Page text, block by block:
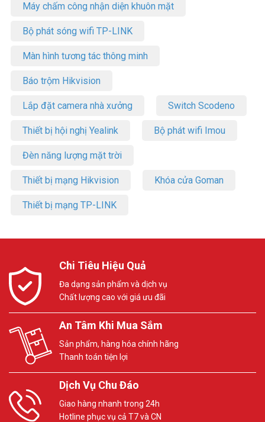
Máy chấm công nhận diện khuôn mặt
Bộ phát sóng wifi TP-LINK
Màn hình tương tác thông minh
Báo trộm Hikvision
Lắp đặt camera nhà xưởng Switch Scodeno
Thiết bị hội nghị Yealink Bộ phát wifi Imou
Đèn năng lượng mặt trời
Thiết bị mạng Hikvision Khóa cửa Goman
Thiết bị mạng TP-LINK
Chi Tiêu Hiệu Quả
Đa dạng sản phẩm và dịch vụ
Chất lượng cao với giá ưu đãi
An Tâm Khi Mua Sắm
Sản phẩm, hàng hóa chính hãng
Thanh toán tiện lợi
Dịch Vụ Chu Đáo
Giao hàng nhanh trong 24h
Hotline phục vụ cả T7 và CN